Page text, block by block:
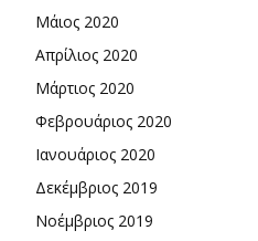
Μάιος 2020
Απρίλιος 2020
Μάρτιος 2020
Φεβρουάριος 2020
Ιανουάριος 2020
Δεκέμβριος 2019
Νοέμβριος 2019